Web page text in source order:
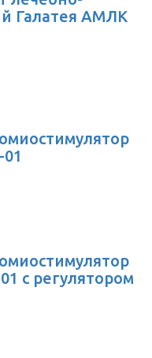
Галатея АМЛК
с регулятором